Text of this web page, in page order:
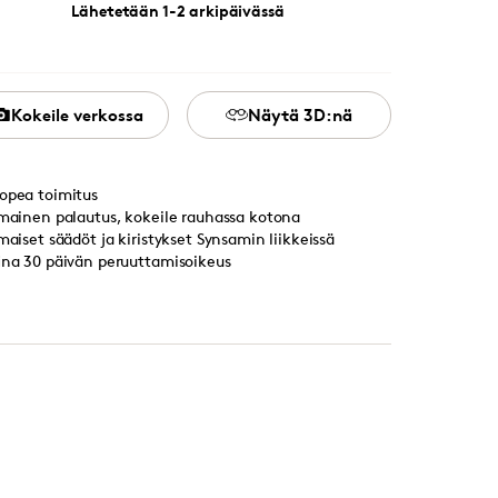
Lähetetään 1-2 arkipäivässä
Kokeile verkossa Näytä 3D:nä
toimitus
palautus, kokeile rauhassa kotona
säädöt ja kiristykset Synsamin liikkeissä
30 päivän peruuttamisoikeus